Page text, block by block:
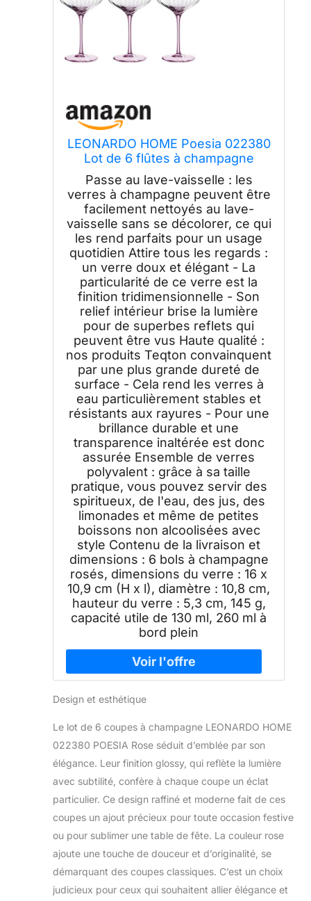
LEONARDO HOME Poesia 022380
Lot de 6 flûtes à champagne
lavables au lave-vaisselle Hauteur
16 cm 260 ml Rose
Passe au lave-vaisselle : les
verres à champagne peuvent être
facilement nettoyés au lave-
vaisselle sans se décolorer, ce qui
les rend parfaits pour un usage
quotidien Attire tous les regards :
un verre doux et élégant - La
particularité de ce verre est la
finition tridimensionnelle - Son
relief intérieur brise la lumière
pour de superbes reflets qui
peuvent être vus Haute qualité :
nos produits Teqton convainquent
par une plus grande dureté de
surface - Cela rend les verres à
eau particulièrement stables et
résistants aux rayures - Pour une
brillance durable et une
transparence inaltérée est donc
assurée Ensemble de verres
polyvalent : grâce à sa taille
pratique, vous pouvez servir des
spiritueux, de l'eau, des jus, des
limonades et même de petites
boissons non alcoolisées avec
style Contenu de la livraison et
dimensions : 6 bols à champagne
rosés, dimensions du verre : 16 x
10,9 cm (H x l), diamètre : 10,8 cm,
hauteur du verre : 5,3 cm, 145 g,
capacité utile de 130 ml, 260 ml à
bord plein
Design et esthétique
Le lot de 6 coupes à champagne LEONARDO HOME
022380 POESIA Rose séduit d’emblée par son
élégance. Leur finition glossy, qui reflète la lumière
avec subtilité, confère à chaque coupe un éclat
particulier. Ce design raffiné et moderne fait de ces
coupes un ajout précieux pour toute occasion festive
ou pour sublimer une table de fête. La couleur rose
ajoute une touche de douceur et d’originalité, se
démarquant des coupes classiques. C’est un choix
judicieux pour ceux qui souhaitent allier élégance et